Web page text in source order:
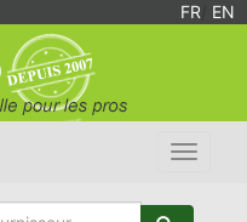
FR EN
Toggle